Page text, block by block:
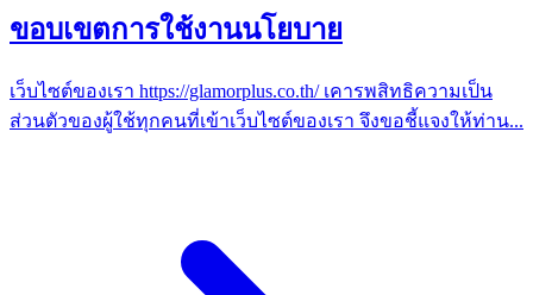
ขอบเขตการใช้งานนโยบาย
เว็บไซต์ของเรา https://glamorplus.co.th/ เคารพสิทธิความเป็น
ส่วนตัวของผู้ใช้ทุกคนที่เข้าเว็บไซต์ของเรา จึงขอชี้แจงให้ท่าน...